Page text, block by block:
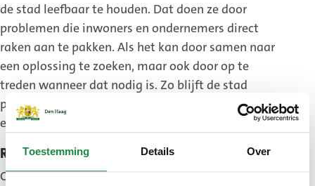
Toestemming Details Over
de stad leefbaar te houden. Dat doen ze door
problemen die inwoners en ondernemers direct
raken aan te pakken. Als het kan door samen naar
een oplossing te zoeken, maar ook door op te
treden wanneer dat nodig is. Zo blijft de stad
prettig voor iedereen, met respect voor mens, dier
en milieu.’
Rekening houden met elkaar
Om in een drukke stad als Den Haag prettig samen